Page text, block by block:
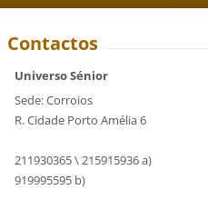
Contactos
Universo Sénior
Sede: Corroios
R. Cidade Porto Amélia 6
211930365 \ 215915936 a)
919995595 b)